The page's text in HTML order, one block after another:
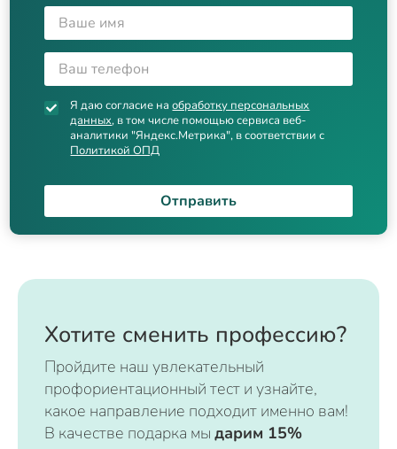
Я даю согласие наобработку персональных
данных, в том числе помощью сервиса веб-
аналитики "Яндекс.Метрика", в соответствии с
Политикой ОПД
Отправить
Хотите сменить профессию?
Пройдите наш увлекательный
профориентационный тест и узнайте,
какое направление подходит именно вам!
В качестве подарка мы дарим 15%